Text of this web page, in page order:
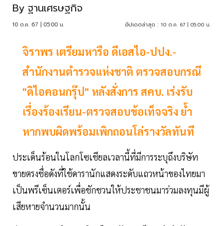
By ฐานเศรษฐกิจ
10 ต.ค. 67 | 05:00 น. อัปเดตล่าสุด : 10 ต.ค. 67 | 05:00 น.
จิราพร เตรียมหารือ ดีเอสไอ-ปปง.-
สำนักงานตำรวจแห่งชาติ ตรวจสอบกรณี
"ดิไอคอนกรุ๊ป" หลังสั่งการ สคบ. เร่งรับ
เรื่องร้องเรียน-ตรวจสอบข้อเท็จจริง ย้ำ
หากพบผิดพร้อมเพิกถอนโล่รางวัลทันที
ประเด็นร้อนในโลกโซเชียลเวลานี้ที่มีการระบุถึงบริษัท
ขายตรงชื่อดังที่ใช้ดารานักแสดงระดับแถวหน้าของไทยมา
เป็นพรีเซ็นเตอร์เพื่อชักชวนให้ประชาชนมาร่วมลงทุนมีผู้
เสียหายจำนวนมากนั้น